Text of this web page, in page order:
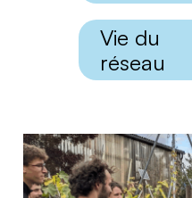
Vie du
réseau